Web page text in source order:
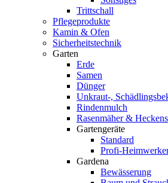
Trittschall
Pflegeprodukte
Kamin & Ofen
Sicherheitstechnik
Garten
Erde
Samen
Dünger
Unkraut-,
Rindenmulch
Rasenmäher &
Gartengeräte
Standard
Profi-
Gardena
Bewässerung